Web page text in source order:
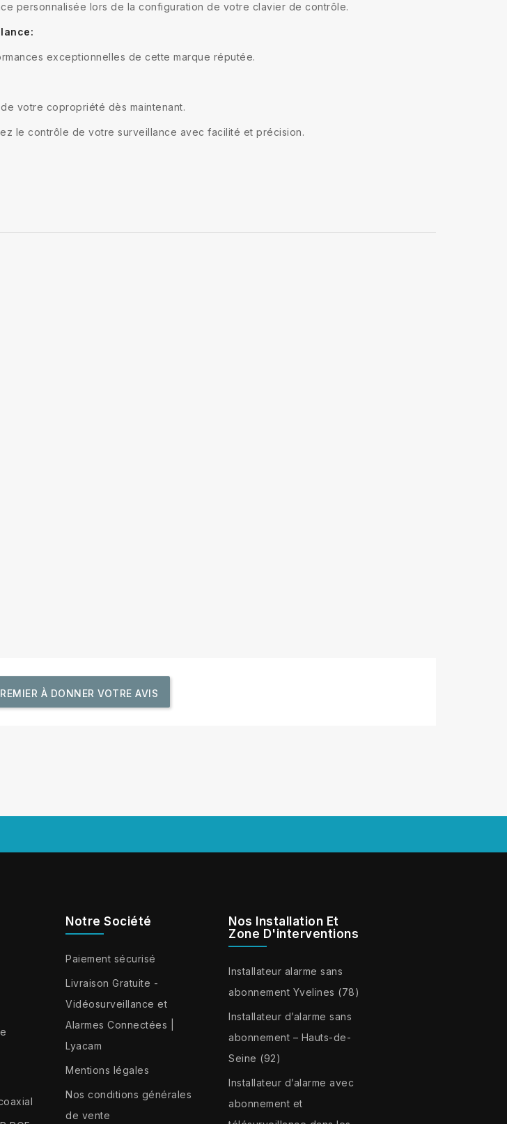
personnalisée lors de la configuration de votre clavier de contrôle.
exceptionnelles de cette marque réputée.
votre copropriété dès maintenant.
le contrôle de votre surveillance avec facilité et précision.
À DONNER VOTRE AVIS
Notre Société
Paiement sécurisé
Livraison Gratuite -
Vidéosurveillance et
Alarmes Connectées |
Lyacam
Mentions légales
Nos conditions générales
de vente
Nos Installation Et
Zone D'interventions
Installateur alarme sans
abonnement Yvelines (78)
Installateur d’alarme sans
abonnement – Hauts-de-
Seine (92)
Installateur d’alarme avec
abonnement et